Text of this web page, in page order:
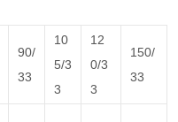
90/
33
10
5/3
3
12
0/3
3
150/
33